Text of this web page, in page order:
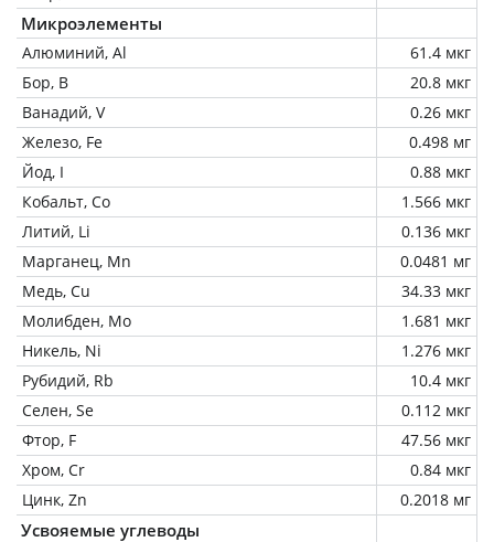
Микроэлементы
Алюминий, Al
61.4 мкг
Бор, B
20.8 мкг
Ванадий, V
0.26 мкг
Железо, Fe
0.498 мг
Йод, I
0.88 мкг
Кобальт, Co
1.566 мкг
Литий, Li
0.136 мкг
Марганец, Mn
0.0481 мг
Медь, Cu
34.33 мкг
Молибден, Mo
1.681 мкг
Никель, Ni
1.276 мкг
Рубидий, Rb
10.4 мкг
Селен, Se
0.112 мкг
Фтор, F
47.56 мкг
Хром, Cr
0.84 мкг
Цинк, Zn
0.2018 мг
Усвояемые углеводы